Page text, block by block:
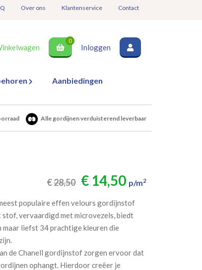
Over ons Klantenservice Contact
0
Inloggen
Aanbiedingen
Alle gordijnen verduisterend leverbaar
€28,50 € 14,50 p/m2
populaire effen velours gordijnstof
vervaardigd met microvezels, biedt
maar liefst 34 prachtige kleuren die
de Chanell gordijnstof zorgen ervoor dat
ophangt. Hierdoor creëer je